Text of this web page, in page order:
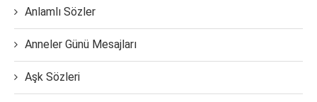
Anlamlı Sözler
Anneler Günü Mesajları
Aşk Sözleri